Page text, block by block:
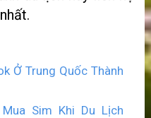
Ở Trung Quốc Thành
Sim Khi Du Lịch